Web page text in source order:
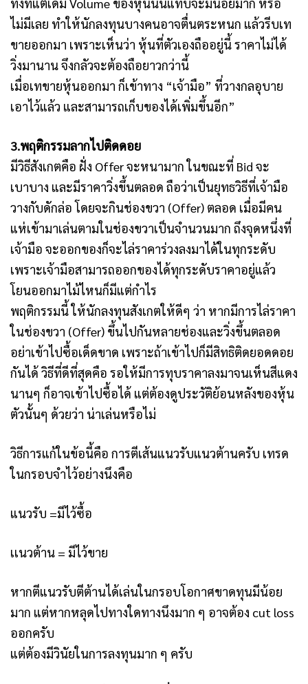
ไม่มีเลย ทำให้นักลงทุนบางคนอาจตื่นตระหนก แล้วรีบเท
ขายออกมา เพราะเห็นว่า หุ้นที่ตัวเองถืออยู่นี้ ราคาไม่ได้
วิ่งมานาน จึงกลัวจะต้องถือยาวกว่านี้
เมื่อเทขายหุ้นออกมา ก็เข้าทาง “เจ้ามือ” ที่วางกลอุบาย
เอาไว้แล้ว และสามารถเก็บของได้เพิ่มขึ้นอีก”
3.พฤติกรรมลากไปติดดอย
มีวิธีสังเกตคือ ฝั่ง Offer จะหนามาก ในขณะที่ Bid จะ
เบาบาง และมีราคาวิ่งขึ้นตลอด ถือว่าเป็นยุทธวิธีที่เจ้ามือ
วางกับดักล่อ โดยจะกินช่องขวา (Offer) ตลอด เมื่อมีคน
แห่เข้ามาเล่นตามในช่องขวาเป็นจำนวนมาก ถึงจุดหนึ่งที่
เจ้ามือ จะออกของก็จะไล่ราคาร่วงลงมาได้ในทุกระดับ
เพราะเจ้ามือสามารถออกของได้ทุกระดับราคาอยู่แล้ว
โยนออกมาไม้ไหนก็มีแต่กำไร
พฤติกรรมนี้ ให้นักลงทุนสังเกตให้ดีๆ ว่า หากมีการไล่ราคา
ในช่องขวา (Offer) ขึ้นไปกันหลายช่องและวิ่งขึ้นตลอด
อย่าเข้าไปซื้อเด็ดขาด เพราะถ้าเข้าไปก็มีสิทธิติดยอดดอย
กันได้ วิธีที่ดีที่สุดคือ รอให้มีการทุบราคาลงมาจนเห็นสีแดง
นานๆ ก็อาจเข้าไปซื้อได้ แต่ต้องดูประวัติย้อนหลังของหุ้น
ตัวนั้นๆ ด้วยว่า น่าเล่นหรือไม่
วิธีการแก้ในข้อนี้คือ การตีเส้นแนวรับแนวต้านครับ เทรด
ในกรอบจำไว้อย่างนึงคือ
แนวรับ =มีไว้ซื้อ
เเนวต้าน = มีไว้ขาย
หากตีแนวรับตีต้านได้เล่นในกรอบโอกาศขาดทุนมีน้อย
มาก แต่หากหลุดไปทางใดทางนึงมาก ๆ อาจต้อง cut loss
ออกครับ
แต่ต้องมีวินัยในการลงทุนมาก ๆ ครับ